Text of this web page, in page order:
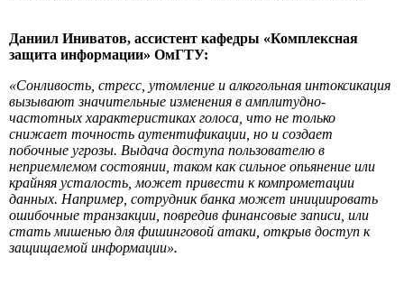
Даниил Иниватов, ассистент кафедры «Комплексная
защита информации» ОмГТУ:
«Сонливость, стресс, утомление и алкогольная интоксикация
вызывают значительные изменения в амплитудно-
частотных характеристиках голоса, что не только
снижает точность аутентификации, но и создает
побочные угрозы. Выдача доступа пользователю в
неприемлемом состоянии, таком как сильное опьянение или
крайняя усталость, может привести к компрометации
данных. Например, сотрудник банка может инициировать
ошибочные транзакции, повредив финансовые записи, или
стать мишенью для фишинговой атаки, открыв доступ к
защищаемой информации».